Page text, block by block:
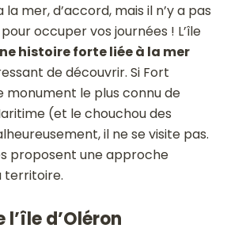
la mer, d’accord, mais il n’y a pas
occuper vos journées ! L’île
histoire forte liée à la mer
de découvrir. Si Fort
monument le plus connu de
(et le chouchou des
il ne se visite pas.
proposent une approche
territoire.
l’île d’Oléron